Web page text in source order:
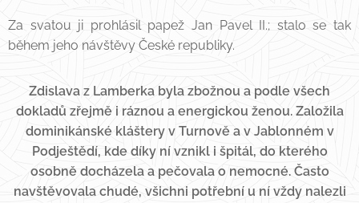
Za svatou ji prohlásil papež Jan Pavel II.; stalo se tak
během jeho návštěvy České republiky.
Zdislava z Lamberka byla zbožnou a podle všech
dokladů zřejmě i ráznou a energickou ženou. Založila
dominikánské kláštery v Turnově a v Jablonném v
Podještědí, kde díky ní vznikl i špitál, do kterého
osobně docházela a pečovala o nemocné. Často
navštěvovala chudé, všichni potřební u ní vždy nalezli